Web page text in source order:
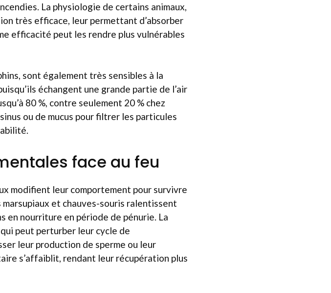
La physiologie de certains animaux,
très efficace, leur permettant d’absorber
efficacité peut les rendre plus vulnérables
sont également très sensibles à la
échangent une grande partie de l’air
80 %, contre seulement 20 % chez
ou de mucus pour filtrer les particules
face au feu
modifient leur comportement pour survivre
et chauves-souris ralentissent
en nourriture en période de pénurie. La
peut perturber leur cycle de
leur production de sperme ou leur
s’affaiblit, rendant leur récupération plus